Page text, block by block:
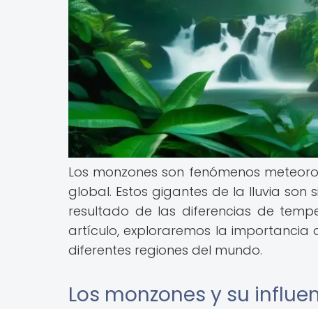
Los monzones son fenómenos
global. Estos gigantes de la lluvia son
resultado de las diferencias de
artículo, exploraremos la
diferentes regiones del mundo.
Los monzones y su